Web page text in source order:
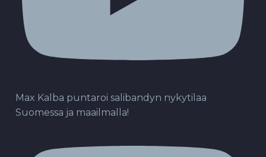
Max Kalba puntaroi salibandyn nykytilaa
Suomessa ja maailmalla!